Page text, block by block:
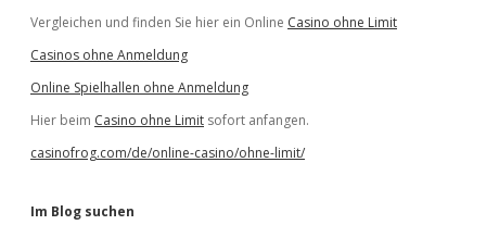
Vergleichen und finden Sie hier ein Online Casino ohne Limit
Casinos ohne Anmeldung
Online Spielhallen ohne Anmeldung
Hier beim Casino ohne Limit sofort anfangen.
casinofrog.com/de/online-casino/ohne-limit/
Im Blog suchen